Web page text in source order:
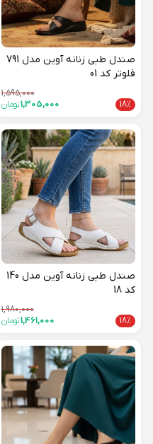
صندل طبی زنانه آوین مدل 791
فلوتر کد 01
1,595,000
18%
1,305,000تومان
صندل طبی زنانه آوین مدل 140
کد 18
1,980,000
18%
1,461,000تومان